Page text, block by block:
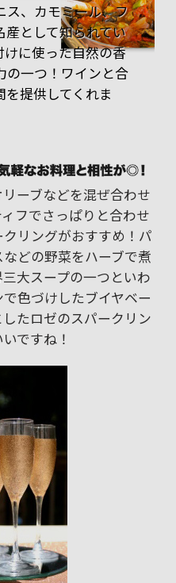
ス、カモミール、フ
産として知られてい
けに使った自然の香
の一つ！ワインと合
提供してくれま
ーブなどを混ぜ合わせ
フでさっぱりと合わせ
リングがおすすめ！パ
どの野菜をハーブで煮
大スープの一つといわ
色づけしたブイヤベー
たロゼのスパークリン
ですね！